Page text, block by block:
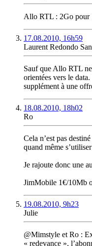
Allo RTL : 2Go pour
17.08.2010, 16h59
Laurent Redondo
Sauf que Allo RTL
orientées vers le
supplément à une
18.08.2010, 18h02
Ro
Cela n’est pas
quand même
Je rajoute donc une
JimMobile 1€/10Mb
19.08.2010, 9h23
Julie
@Mimstyle et Ro :
« redevance »,